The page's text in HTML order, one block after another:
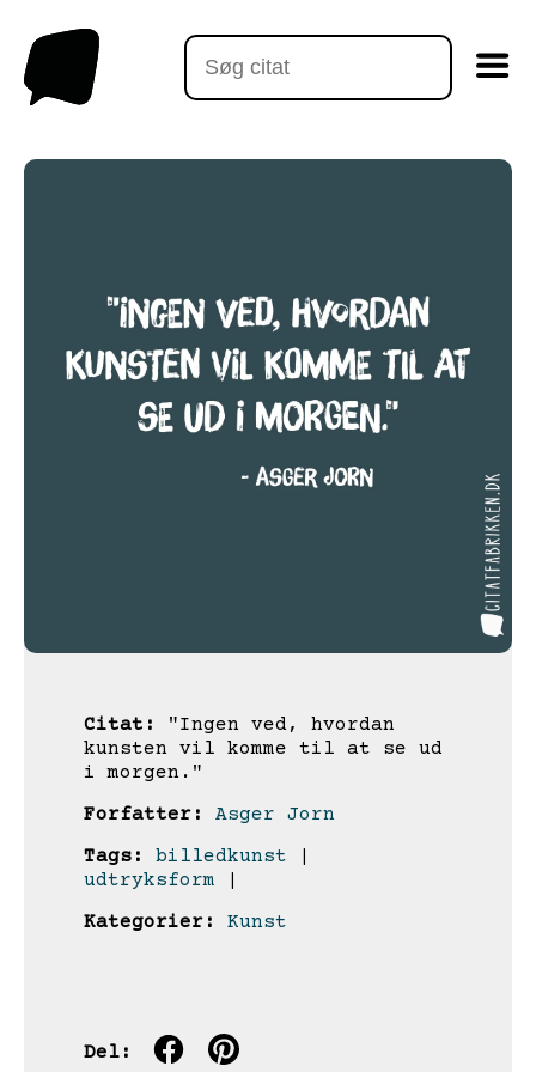
Citat:
"Ingen ved, hvordan
kunsten vil komme til at se ud
i morgen."
Forfatter:
Asger Jorn
Tags:
billedkunst
udtryksform
Kategorier:
Kunst
Del: